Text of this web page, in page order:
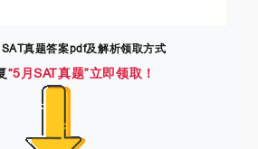
真题答案pdf及解析领取方式
“5月SAT真题”立即领取！